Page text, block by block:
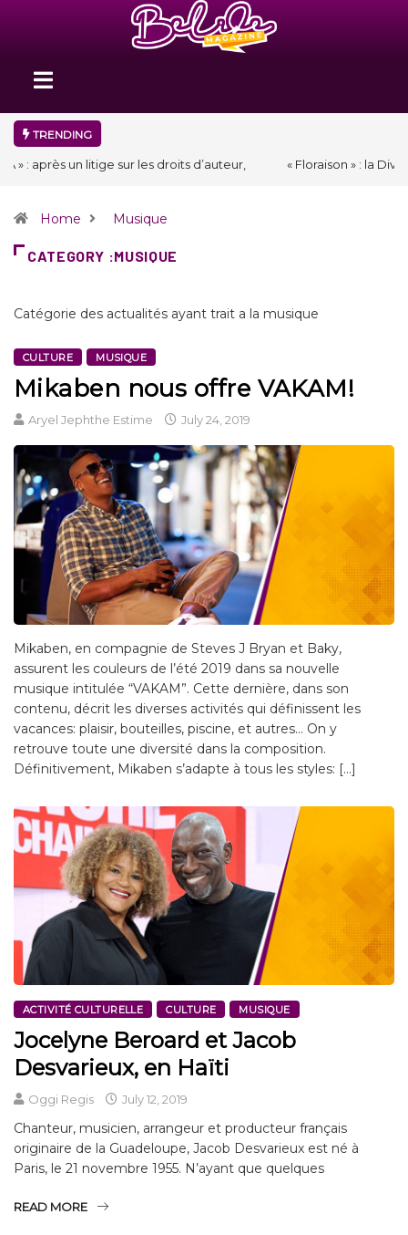
TRENDING
« Floraison » : la Division D de Toastmasters International en Haïti
Home Musique
CATEGORY :MUSIQUE
Catégorie des actualités ayant trait a la musique
CULTURE MUSIQUE
Mikaben nous offre VAKAM!
Aryel Jephthe Estime July 24, 2019
Mikaben, en compagnie de Steves J Bryan et Baky,
assurent les couleurs de l’été 2019 dans sa nouvelle
musique intitulée “VAKAM”. Cette dernière, dans son
contenu, décrit les diverses activités qui définissent les
vacances: plaisir, bouteilles, piscine, et autres… On y
retrouve toute une diversité dans la composition.
Définitivement, Mikaben s’adapte à tous les styles: […]
ACTIVITÉ CULTURELLE CULTURE MUSIQUE
Jocelyne Beroard et Jacob
Desvarieux, en Haïti
Oggi Regis July 12, 2019
Chanteur, musicien, arrangeur et producteur français
originaire de la Guadeloupe, Jacob Desvarieux est né à
Paris, le 21 novembre 1955. N’ayant que quelques
READ MORE